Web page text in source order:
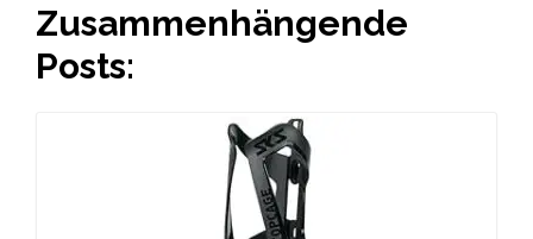
Zusammenhängende
Posts: